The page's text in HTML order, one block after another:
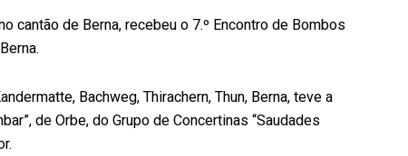
cantão de Berna, recebeu o 7.º Encontro de Bombos
Bachweg, Thirachern, Thun, Berna, teve a
de Orbe, do Grupo de Concertinas “Saudades